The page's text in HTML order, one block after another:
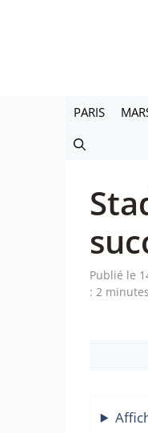
PARIS
Publié le
: 2 minutes